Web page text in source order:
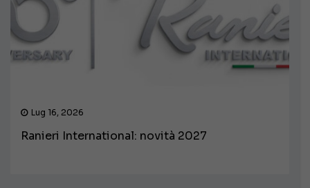
Lug 16, 2026
Ranieri International: novità 2027